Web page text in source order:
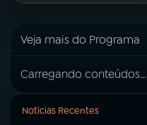
Veja mais do Programa
Carregando conteúdos...
Notícias Recentes